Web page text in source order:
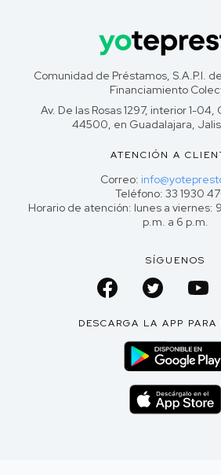
Comunidad de Préstamos, S.A.P.I.
Financiamiento
Av. De las Rosas 1297, interior 1-04,
44500, en Guadalajara,
ATENCIÓN A
Correo:
Teléfono: 33 1930
Horario de atención: lunes a viernes:
p.m. a 6 p.m.
SÍGUENOS
DESCARGA LA APP PARA